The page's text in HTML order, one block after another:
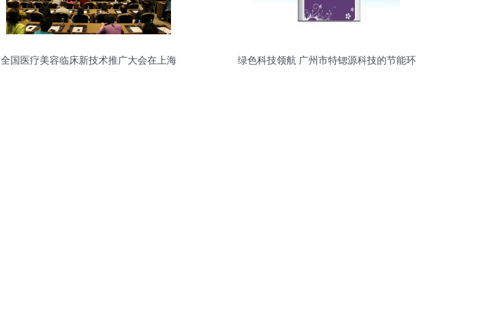
全国医疗美容临床新技术推广大会在上海
绿色科技领航 广州市特锶源科技的节能环